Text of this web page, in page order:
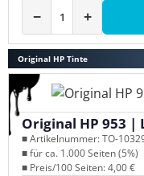
− +
Original HP Tinte
Original HP 953 |
■ Artikelnummer: TO-
■ für ca. 1.000 Seiten (5%)
■ Preis/100 Seiten: 4,00 €